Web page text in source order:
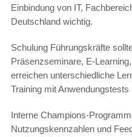
Einbindung von IT,
Deutschland wichtig.
Schulung Führungskräfte
Präsenzseminare,
erreichen unterschiedliche
Training mit
Interne Champions-
Nutzungskennzahlen und